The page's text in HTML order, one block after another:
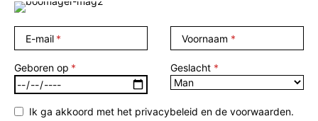
E-mail Voornaam
Geboren op Geslacht
Ik ga akkoord met het privacybeleid en de voorwaarden.